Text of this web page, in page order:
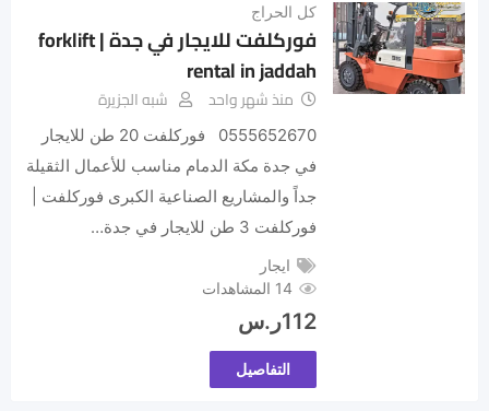
كل الحراج
فوركلفت للايجار في جدة | forklift
rental in jaddah
منذ شهر واحد شبه الجزيرة
0555652670 فوركلفت 20 طن للايجار
في جدة مكة الدمام مناسب للأعمال الثقيلة
جداً والمشاريع الصناعية الكبرى فوركلفت |
فوركلفت 3 طن للايجار في جدة…
ايجار
14 المشاهدات
112ر.س
التفاصيل